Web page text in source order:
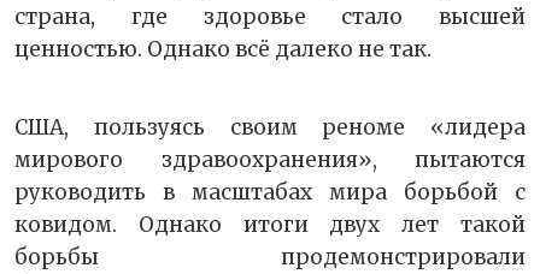
страна, где здоровье стало высшей
ценностью. Однако всё далеко не так.
США, пользуясь своим реноме «лидера
мирового здравоохранения», пытаются
руководить в масштабах мира борьбой с
ковидом. Однако итоги двух лет такой
борьбы продемонстрировали